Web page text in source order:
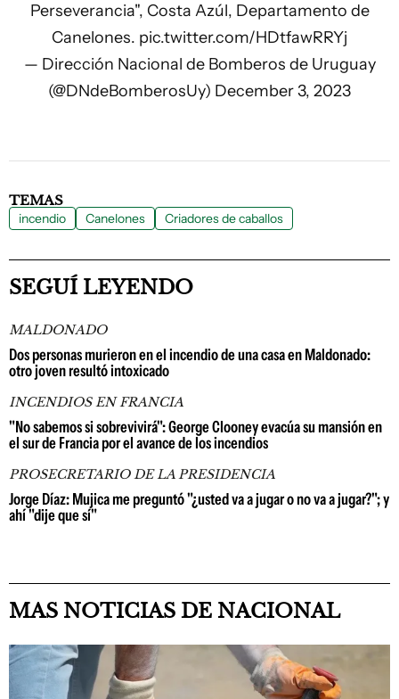
Perseverancia", Costa Azúl, Departamento de
Canelones. pic.twitter.com/HDtfawRRYj
— Dirección Nacional de Bomberos de Uruguay
(@DNdeBomberosUy) December 3, 2023
TEMAS
incendio Canelones Criadores de caballos
SEGUÍ LEYENDO
MALDONADO
Dos personas murieron en el incendio de una casa en Maldonado:
otro joven resultó intoxicado
INCENDIOS EN FRANCIA
"No sabemos si sobrevivirá": George Clooney evacúa su mansión en
el sur de Francia por el avance de los incendios
PROSECRETARIO DE LA PRESIDENCIA
Jorge Díaz: Mujica me preguntó "¿usted va a jugar o no va a jugar?"; y
ahí "dije que sí"
MAS NOTICIAS DE NACIONAL